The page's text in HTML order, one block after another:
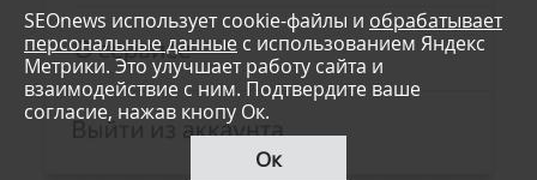
SEOnews использует cookie-файлы и обрабатывает
персональные данные с использованием Яндекс
Метрики. Это улучшает работу сайта и
взаимодействие с ним. Подтвердите ваше
согласие, нажав кнопу Ок.
Ок